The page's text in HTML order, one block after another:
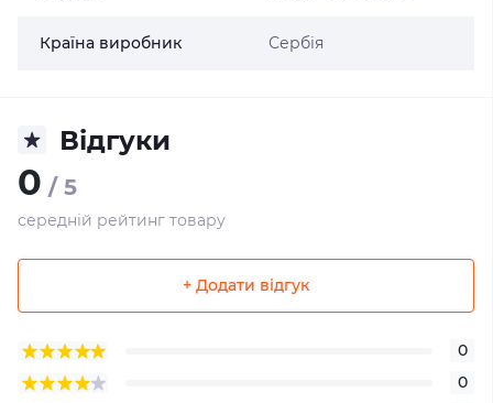
Країна виробник Сербія
Відгуки
0 / 5
середній рейтинг товару
+ Додати відгук
0
0